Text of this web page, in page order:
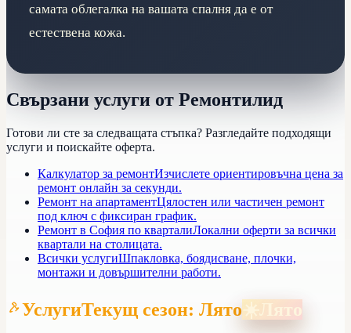
самата облегалка на вашата спалня да е от
естествена кожа.
Свързани услуги от Ремонтилид
Готови ли сте за следващата стъпка? Разгледайте подходящи
услуги и поискайте оферта.
Калкулатор за ремонтИзчислете ориентировъчна цена за
ремонт онлайн за секунди.
Ремонт на апартаментЦялостен или частичен ремонт
под ключ с фиксиран график.
Ремонт в София по кварталиЛокални оферти за всички
квартали на столицата.
Всички услугиШпакловка, боядисване, плочки,
монтажи и довършителни работи.
УслугиТекущ сезон: Лято☀️Лято